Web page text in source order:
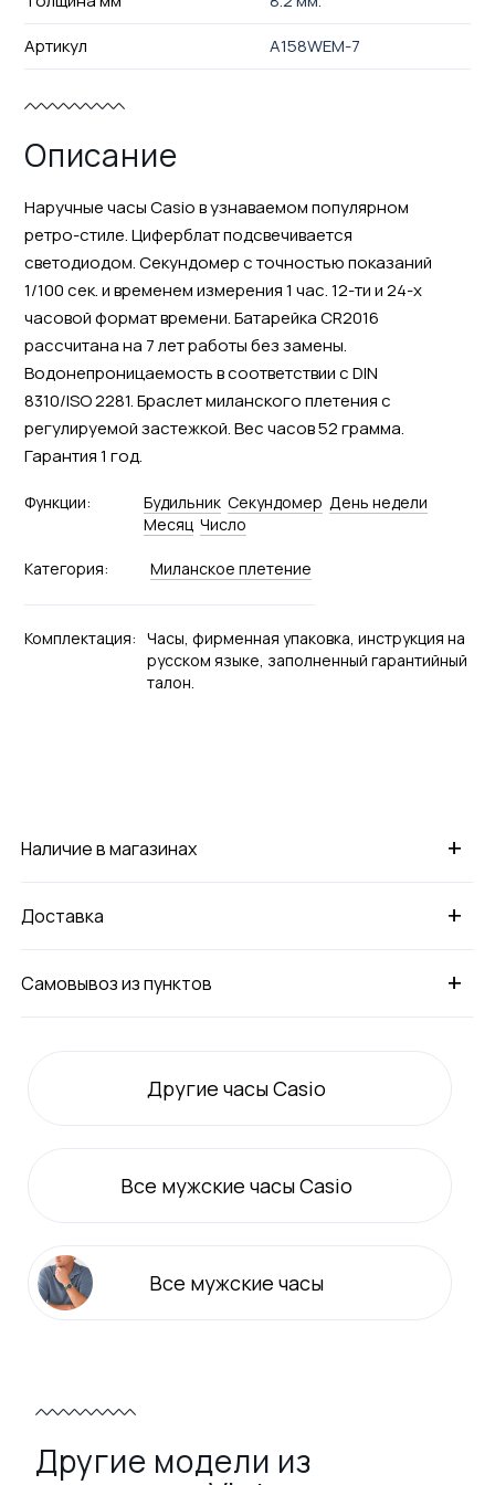
Артикул
A158WEM-7
Описание
Наручные часы Casio в узнаваемом популярном
ретро-стиле. Циферблат подсвечивается
светодиодом. Секундомер с точностью показаний
1/100 сек. и временем измерения 1 час. 12-ти и 24-х
часовой формат времени. Батарейка CR2016
рассчитана на 7 лет работы без замены.
Водонепроницаемость в соответствии с DIN
8310/ISO 2281. Браслет миланского плетения с
регулируемой застежкой. Вес часов 52 грамма.
Гарантия 1 год.
Функции: Будильник Секундомер День недели
Месяц Число
Категория: Миланское плетение
Комплектация: Часы, фирменная упаковка, инструкция на
русском языке, заполненный гарантийный
талон.
+
Наличие в магазинах
+
Доставка
+
Самовывоз из пунктов
Другие часы Casio
Все мужские часы Casio
Все мужские часы
Другие модели из